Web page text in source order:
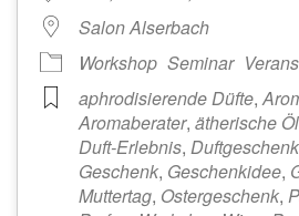
Salon Alserbach
Workshop Seminar
aphrodisierende Düfte,
Aromaberater, ätherische
Duft-Erlebnis, Duftgeschenk
Geschenk, Geschenkidee,
Muttertag, Ostergeschenk,